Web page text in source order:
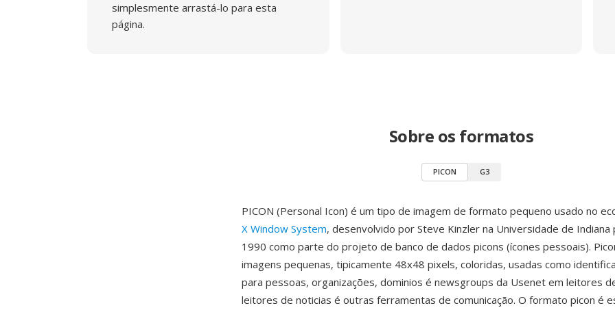
simplesmente arrastá-lo para esta
página.
Sobre os formatos
PICON G3
PICON (Personal Icon) é um tipo de imagem de formato pequeno usado no
X Window System, desenvolvido por Steve Kinzler na Universidade de
1990 como parte do projeto de banco de dados picons (ícones pessoais).
imagens pequenas, tipicamente 48x48 pixels, coloridas, usadas como
para pessoas, organizações, dominios é newsgroups da Usenet em leitores
leitores de noticias é outras ferramentas de comunicação. O formato picon é